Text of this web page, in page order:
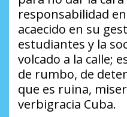
responsabilidad
acaecido en su
estudiantes y la
volcado a la calle;
de rumbo, de
que es ruina,
verbigracia Cuba.